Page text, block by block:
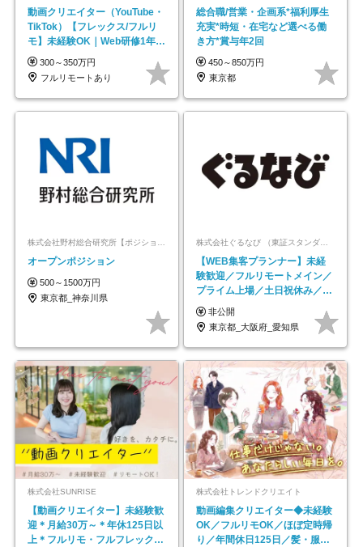
動画クリエイター（YouTube・
TikTok）【フレックス/フルリ
モ】未経験OK｜Web研修1年間
｜副業OK
300～350万円
フルリモートあり
総合職/営業・企画系*福利厚生
充実*時短・在宅など選べる働
き方*賞与年2回
450～850万円
東京都
オープンポジション
500～1500万円
東京都_神奈川県
株式会社ぐるなび （東証スタンダード上場）
【WEB集客プランナー】未経
験歓迎／フルリモートメイン／
プライム上場／土日祝休み／東
京・大阪・名古屋
非公開
東京都_大阪府_愛知県
株式会社SUNRISE
【動画クリエイター】未経験歓
迎＊月給30万～＊年休125日以
上＊フルリモ・フルフレックス
株式会社トレンドクリエイト
動画編集クリエイター◆未経験
OK／フルリモOK／ほぼ定時帰
り／年間休日125日／髪・服・